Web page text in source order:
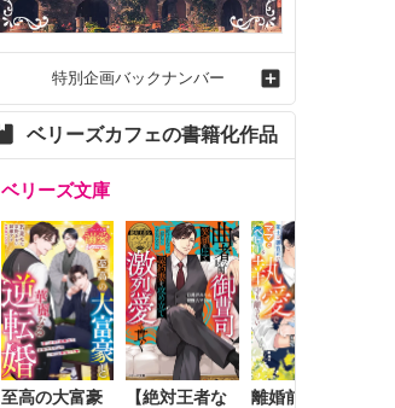
特別企画バックナンバー
ベリーズカフェの書籍化作品
ベリーズ文庫
至高の大富豪
【絶対王者な
離婚前夜に内